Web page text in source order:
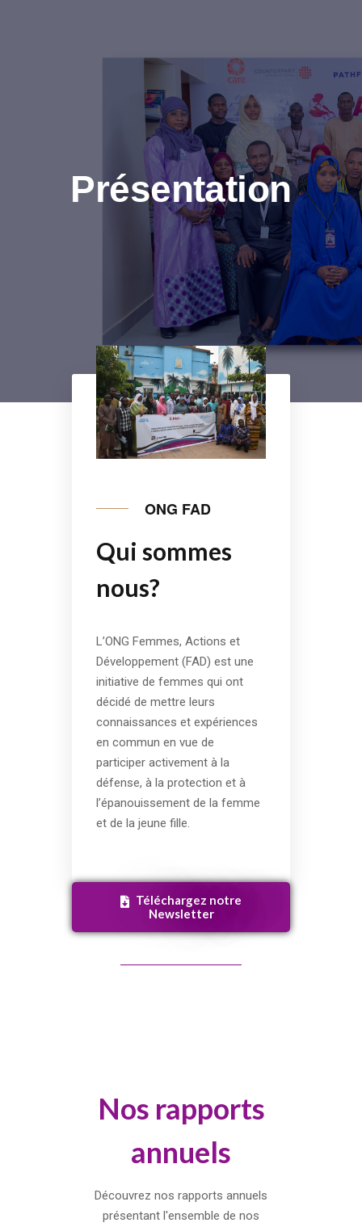
Présentation
ONG FAD
Qui sommes
nous?
L’ONG Femmes, Actions et
Développement (FAD) est une
initiative de femmes qui ont
décidé de mettre leurs
connaissances et expériences
en commun en vue de
participer activement à la
défense, à la protection et à
l’épanouissement de la femme
et de la jeune fille.
Téléchargez notre
Newsletter
Nos rapports
annuels
Découvrez nos rapports annuels
présentant l'ensemble de nos